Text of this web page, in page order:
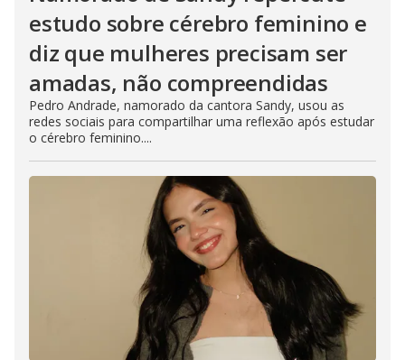
estudo sobre cérebro feminino e
diz que mulheres precisam ser
amadas, não compreendidas
Pedro Andrade, namorado da cantora Sandy, usou as
redes sociais para compartilhar uma reflexão após estudar
o cérebro feminino....